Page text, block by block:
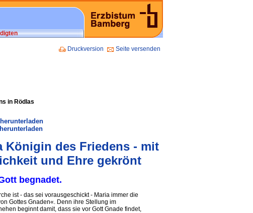
Druckversion Seite versenden
in Rödlas
Königin des Friedens - mit
und Ehre gekrönt
begnadet.
ist ‑ das sei vorausgeschickt ‑ Maria immer die
Gottes Gnaden«. Denn ihre Stellung im
beginnt damit, dass sie vor Gott Gnade findet,